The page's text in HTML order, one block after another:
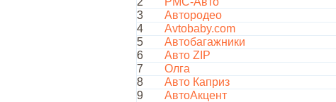
3
Автородео
4
Avtobaby.com
5
Автобагажники
6
Авто ZIP
7
Олга
8
Авто Каприз
9
АвтоАкцент